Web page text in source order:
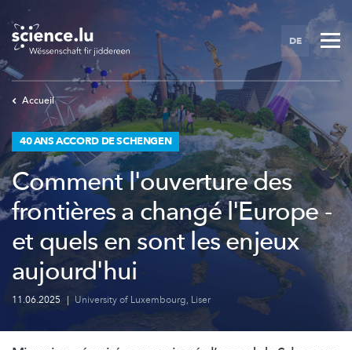
to
main
content
DE
Accueil
40 ANS ACCORD DE SCHENGEN
Comment l'ouverture des
frontières a changé l'Europe -
et quels en sont les enjeux
aujourd'hui
11.06.2025 | University of Luxembourg, Liser